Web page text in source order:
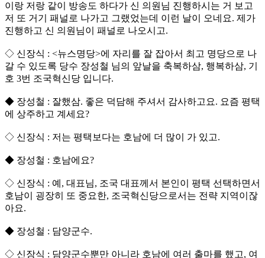
이랑 저랑 같이 방송도 하다가 신 의원님 진행하시는 거 보고
저 또 거기 패널로 나가고 그랬었는데 이런 날이 오네요. 제가
진행하고 신 의원님이 패널로 나오시고.
◇ 신장식 : <뉴스명당>에 자리를 잘 잡아서 최고 명당으로 나
갈 수 있도록 당수 장성철 님의 앞날을 축복하삼, 행복하삼, 기
호 3번 조국혁신당 입니다.
◆ 장성철 : 잘했삼. 좋은 덕담해 주셔서 감사하고요. 요즘 평택
에 상주하고 계세요?
◇ 신장식 : 저는 평택보다는 호남에 더 많이 가 있고.
◆ 장성철 : 호남에요?
◇ 신장식 : 예, 대표님, 조국 대표께서 본인이 평택 선택하면서
호남이 굉장히 또 중요한, 조국혁신당으로서는 전략 지역이잖
아요.
◆ 장성철 : 담양군수.
◇ 신장식 : 담양군수뿐만 아니라 호남에 여러 출마를 했고, 여